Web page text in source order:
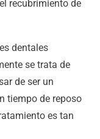
recubrimiento de
dentales
se trata de
de ser un
tiempo de reposo
es tan